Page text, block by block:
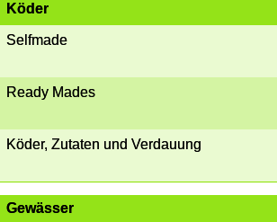
Köder
Selfmade
Ready Mades
Köder, Zutaten und Verdauung
Gewässer